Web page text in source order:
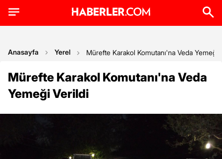
Anasayfa Yerel Mürefte Karakol Komutanı'na Veda Yemeği
Mürefte Karakol Komutanı'na Veda
Yemeği Verildi